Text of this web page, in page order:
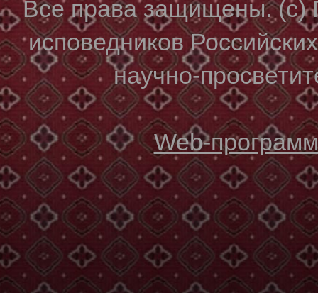
Все права защищены. (с)
исповедников
научно-
Web-